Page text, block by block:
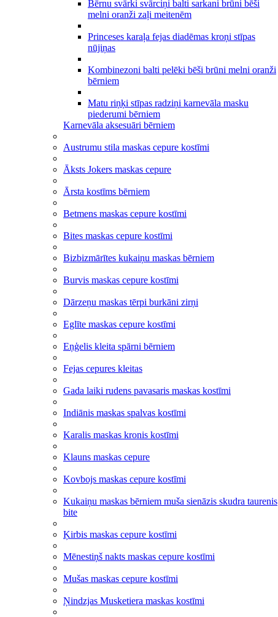
Bērnu svārki svārciņi balti sarkani brūni bēši
melni oranži zaļi meitenēm
Princeses karaļa fejas diadēmas kroņi stīpas
nūjiņas
Kombinezoni balti pelēki bēši brūni melni oranži
bērniem
Matu riņķi stīpas radziņi karnevāla masku
piederumi bērniem
Karnevāla aksesuāri bērniem
Austrumu stila maskas cepure kostīmi
Āksts Jokers maskas cepure
Ārsta kostīms bērniem
Betmens maskas cepure kostīmi
Bites maskas cepure kostīmi
Bizbizmārītes kukaiņu maskas bērniem
Burvis maskas cepure kostīmi
Dārzeņu maskas tērpi burkāni zirņi
Eglīte maskas cepure kostīmi
Eņģelis kleita spārni bērniem
Fejas cepures kleitas
Gada laiki rudens pavasaris maskas kostīmi
Indiānis maskas spalvas kostīmi
Karalis maskas kronis kostīmi
Klauns maskas cepure
Kovbojs maskas cepure kostīmi
Kukaiņu maskas bērniem muša sienāzis skudra taurenis
bite
Ķirbis maskas cepure kostīmi
Mēnestiņš nakts maskas cepure kostīmi
Mušas maskas cepure kostīmi
Ņindzjas Musketiera maskas kostīmi